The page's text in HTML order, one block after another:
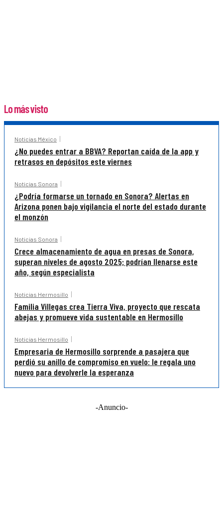
Lo más visto
Noticias México
¿No puedes entrar a BBVA? Reportan caída de la app y
retrasos en depósitos este viernes
Noticias Sonora
¿Podría formarse un tornado en Sonora? Alertas en
Arizona ponen bajo vigilancia el norte del estado durante
el monzón
Noticias Sonora
Crece almacenamiento de agua en presas de Sonora,
superan niveles de agosto 2025; podrían llenarse este
año, según especialista
Noticias Hermosillo
Familia Villegas crea Tierra Viva, proyecto que rescata
abejas y promueve vida sustentable en Hermosillo
Noticias Hermosillo
Empresaria de Hermosillo sorprende a pasajera que
perdió su anillo de compromiso en vuelo: le regala uno
nuevo para devolverle la esperanza
-Anuncio-